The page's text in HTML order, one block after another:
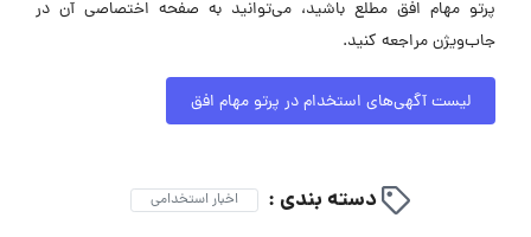
پرتو مهام افق مطلع باشید، می‌توانید به صفحه اختصاصی آن در
جاب‌ویژن مراجعه کنید.
لیست آگهی‌های استخدام در پرتو مهام افق
دسته بندی : اخبار استخدامی